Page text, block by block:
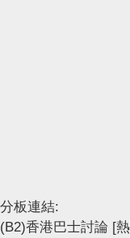
分板連結:
(B2)香港巴士討論 [